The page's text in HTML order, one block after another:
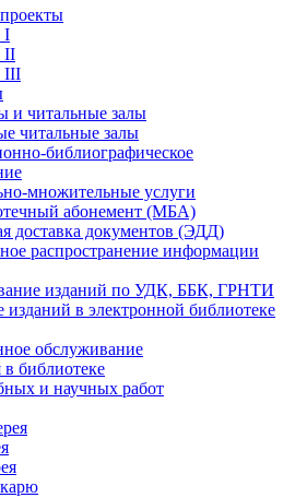
I
II
III
и читальные залы
читальные залы
библиографическое
множительные услуги
абонемент (МБА)
доставка документов (ЭДД)
распространение информации
изданий по УДК, ББК, ГРНТИ
изданий в электронной библиотеке
обслуживание
в библиотеке
и научных работ